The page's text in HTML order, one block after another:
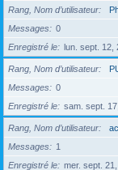
Rang, Nom d’utilisateur
Messages
0
Enregistré le
lun. sept. 12,
Rang, Nom d’utilisateur
Messages
0
Enregistré le
sam. sept.
Rang, Nom d’utilisateur
Messages
1
Enregistré le
mer. sept.